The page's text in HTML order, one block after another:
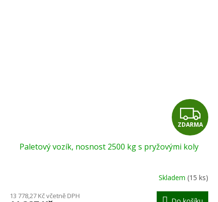
Z
D
R
M
ZDARMA
Paletový vozík, nosnost 2500 kg s pryžovými koly
Skladem (15 ks)
13 778,27 Kč včetně DPH